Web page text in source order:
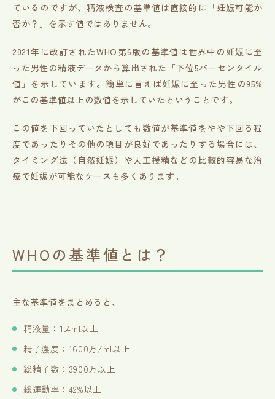
ているのですが、精液検査の基準値は直接的に「妊娠可能か
否か？」を示す値ではありません。
2021年に改訂されたWHO第6版の基準値は世界中の妊娠に至
った男性の精液データから算出された「下位5パーセンタイル
値」を示しています。簡単に言えば妊娠に至った男性の95%
がこの基準値以上の数値を示していたということです。
この値を下回っていたとしても数値が基準値をやや下回る程
度であったりその他の項目が良好であったりする場合には、
タイミング法（自然妊娠）や人工授精などの比較的容易な治
療で妊娠が可能なケースも多くあります。
WHOの基準値とは？
主な基準値をまとめると、
精液量：1.4ml以上
精子濃度：1600万/ml以上
総精子数：3900万以上
総運動率：42%以上